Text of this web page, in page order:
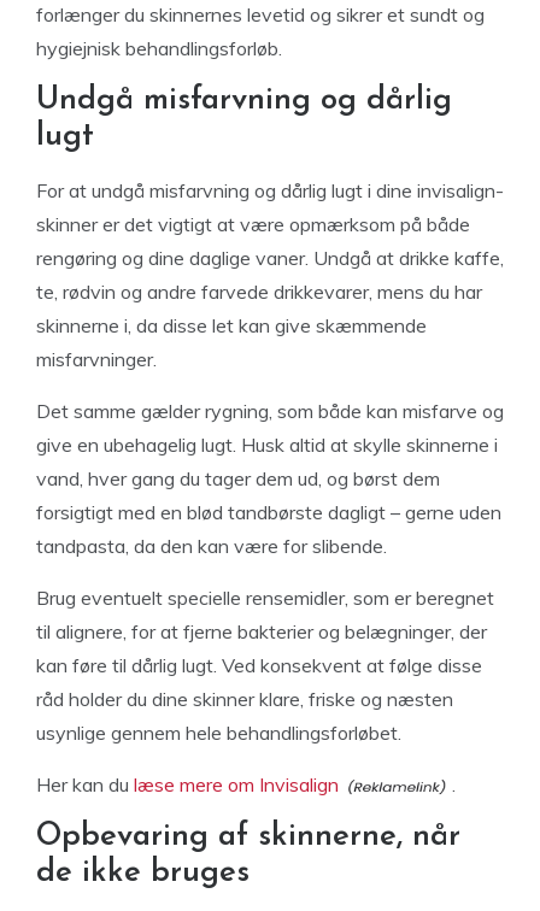
forlænger du skinnernes levetid og sikrer et sundt og
hygiejnisk behandlingsforløb.
Undgå misfarvning og dårlig
lugt
For at undgå misfarvning og dårlig lugt i dine invisalign-
skinner er det vigtigt at være opmærksom på både
rengøring og dine daglige vaner. Undgå at drikke kaffe,
te, rødvin og andre farvede drikkevarer, mens du har
skinnerne i, da disse let kan give skæmmende
misfarvninger.
Det samme gælder rygning, som både kan misfarve og
give en ubehagelig lugt. Husk altid at skylle skinnerne i
vand, hver gang du tager dem ud, og børst dem
forsigtigt med en blød tandbørste dagligt – gerne uden
tandpasta, da den kan være for slibende.
Brug eventuelt specielle rensemidler, som er beregnet
til alignere, for at fjerne bakterier og belægninger, der
kan føre til dårlig lugt. Ved konsekvent at følge disse
råd holder du dine skinner klare, friske og næsten
usynlige gennem hele behandlingsforløbet.
Her kan du læse mere om Invisalign .
Opbevaring af skinnerne, når
de ikke bruges